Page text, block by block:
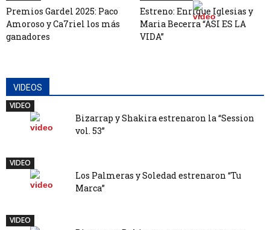
Premios Gardel 2025: Paco
Amoroso y Ca7riel los más
ganadores
Estreno: Enrique Iglesias y
Maria Becerra “ASI ES LA
VIDA”
VIDEOS
VIDEO
Bizarrap y Shakira estrenaron la “Session
vol. 53”
VIDEO
Los Palmeras y Soledad estrenaron “Tu
Marca”
VIDEO